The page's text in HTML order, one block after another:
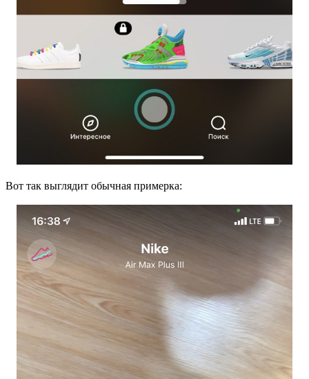
Вот так выглядит обычная примерка: